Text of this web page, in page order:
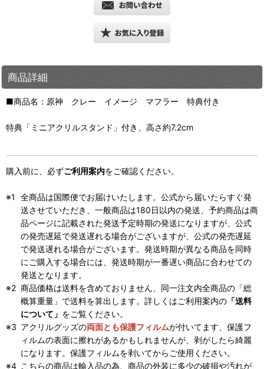
商品詳細
■商品名：原神 クレー イメージ マフラー 特典付き
特典「ミニアクリルスタンド」付き、高さ約7.2cm
購入前に、必ずご利用案内をご確認ください。
全商品は国際便でお届けいたします。公式から届いたらすぐ発
送させていただき、一般商品は180日以内の発送、予約商品は商
品ページに記載された発送予定時期の発送になりますが、公式
の発売遅延で発送遅れる場合がございますが、公式の発売遅延
で発送遅れる場合がございます。発送時期が異なる商品を同時
にご購入する場合には、発送時期が一番遅い商品に合わせての
発送となります。
商品価格は送料を含めておりません、同一注文内全商品の「総
概算重量」で送料を算出します。詳しくはご利用案内の 「送料
について」 をご覧ください。
アクリルグッズの両面とも保護フィルムが付いてます、保護フ
ィルムの表面に擦れがあるかもしれませんが、剥がしたら綺麗
になります。保護フィルムを剥いてからご使用ください。
こちらの商品は輸入品の為、商品の外装に多少の破損や汚れが